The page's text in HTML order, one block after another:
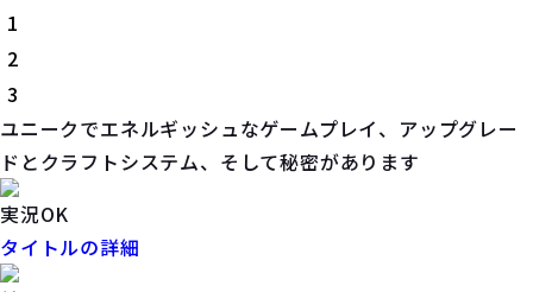
1
2
3
ユニークでエネルギッシュなゲームプレイ、アップグレー
ドとクラフトシステム、そして秘密があります
実況OK
タイトルの詳細